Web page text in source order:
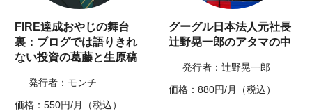
FIRE達成おやじの舞台
裏：ブログでは語りきれ
ない投資の葛藤と生原稿
発行者：モンチ
価格：550円/月（税込）
グーグル日本法人元社長
辻野晃一郎のアタマの中
発行者：辻野晃一郎
価格：880円/月（税込）